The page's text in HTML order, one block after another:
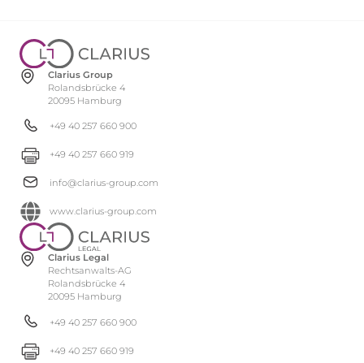
Clarius Group
Rolandsbrücke 4
20095 Hamburg
+49 40 257 660 900
+49 40 257 660 919
info@clarius-group.com
www.clarius-group.com
Clarius Legal
Rechtsanwalts-AG
Rolandsbrücke 4
20095 Hamburg
+49 40 257 660 900
+49 40 257 660 919